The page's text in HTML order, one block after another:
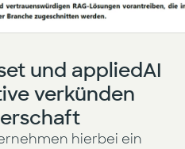
und appliedAI
verkünden
hierbei ein